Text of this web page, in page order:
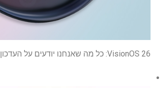
VisionOS 26: כל מה שאנחנו יודעים על העדכון העיקרי הבא של Apple Vision Pro